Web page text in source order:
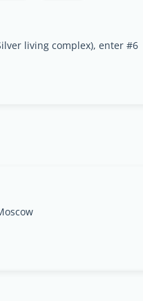
living complex), enter #6